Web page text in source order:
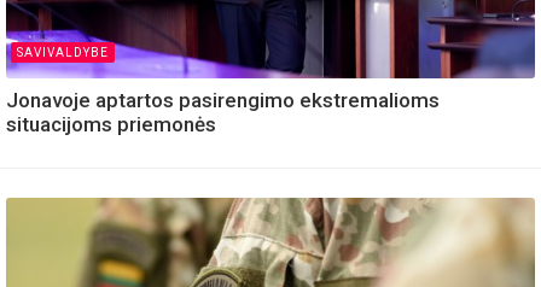
SAVIVALDYBE
Jonavoje aptartos pasirengimo ekstremalioms
situacijoms priemonės